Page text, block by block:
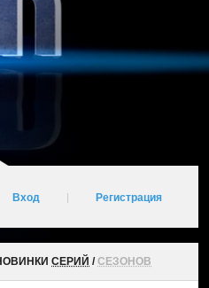
Вход Регистрация
СЕРИЙ /СЕЗОНОВ